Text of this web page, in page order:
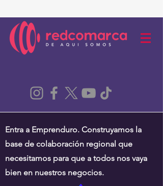
Entra a Emprenduro. Construyamos la
base de colaboración regional que
necesitamos para que a todos nos vaya
bien en nuestros negocios.